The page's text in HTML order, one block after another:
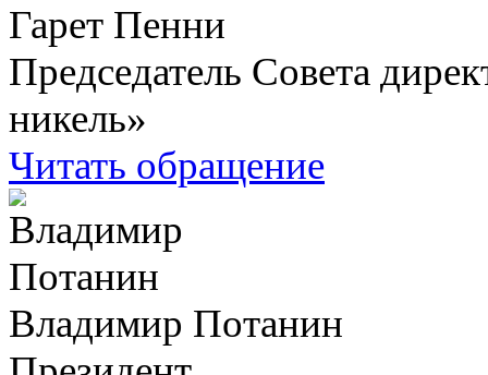
Гарет Пенни
Председатель Совета
никель»
Читать обращение
Владимир Потанин